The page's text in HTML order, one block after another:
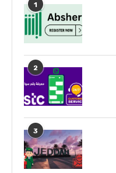
1
2
3